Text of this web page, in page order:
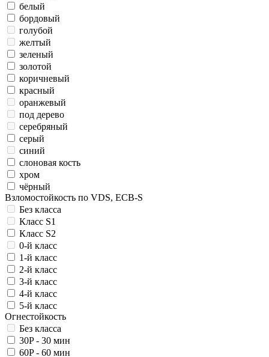
белый
бордовый
голубой
желтый
зеленый
золотой
коричневый
красный
оранжевый
под дерево
серебряный
серый
синий
слоновая кость
хром
чёрный
Взломостойкость по VDS, ECB-S
Без класса
Класс S1
Класс S2
0-й класс
1-й класс
2-й класс
3-й класс
4-й класс
5-й класс
Огнестойкость
Без класса
30P - 30 мин
60P - 60 мин